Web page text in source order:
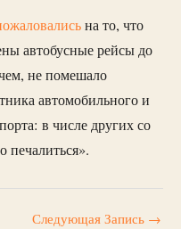
на то, что
автобусные рейсы до
не помешало
автомобильного и
в числе других со
печалиться».
Следующая Запись →